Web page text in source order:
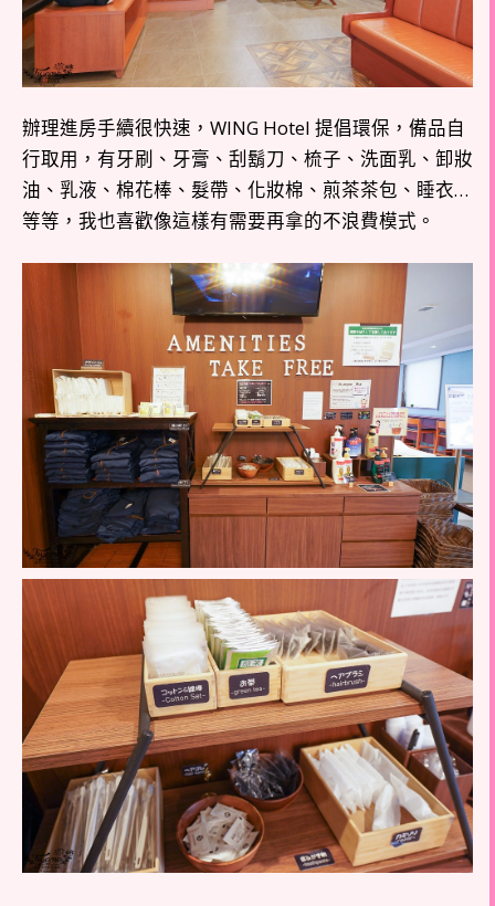
辦理進房手續很快速，WING Hotel 提倡環保，備品自
行取用，有牙刷、牙膏、刮鬍刀、梳子、洗面乳、卸妝
油、乳液、棉花棒、髮帶、化妝棉、煎茶茶包、睡衣…
等等，我也喜歡像這樣有需要再拿的不浪費模式。